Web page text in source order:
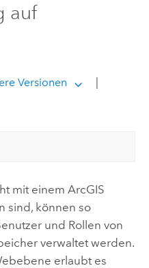
auf
Versionen
mit einem ArcGIS
sind, können so
und Rollen von
verwaltet werden.
erlaubt es